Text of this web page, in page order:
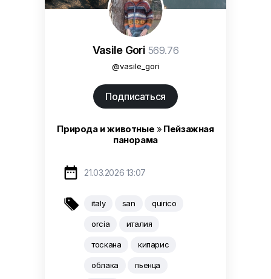
Vasile Gori 569.76
@vasile_gori
Подписаться
Природа и животные » Пейзажная
панорама
 21.03.2026 13:07
 italy san quirico
orcia италия
тоскана кипарис
облака пьенца